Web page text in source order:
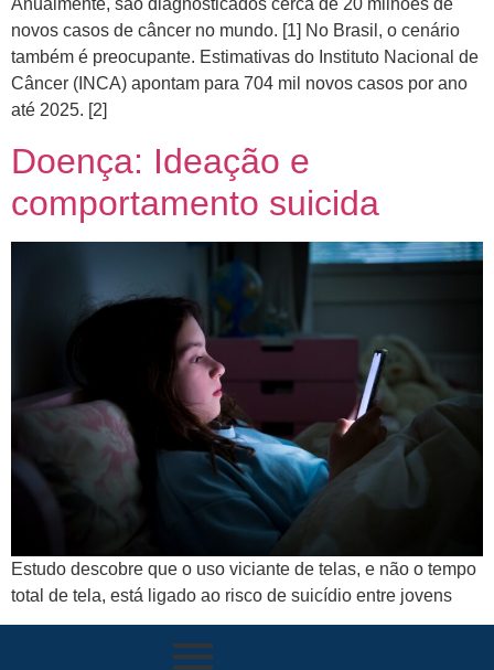
Anualmente, são diagnosticados cerca de 20 milhões de
novos casos de câncer no mundo. [1] No Brasil, o cenário
também é preocupante. Estimativas do Instituto Nacional de
Câncer (INCA) apontam para 704 mil novos casos por ano
até 2025. [2]
Doença: Ideação e
comportamento suicida
Estudo descobre que o uso viciante de telas, e não o tempo
total de tela, está ligado ao risco de suicídio entre jovens